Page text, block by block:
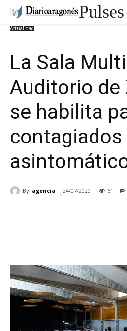
Actualidad
La Sala
Auditorio de
se habilita
contagiados
By agencia 24/07/2020 61